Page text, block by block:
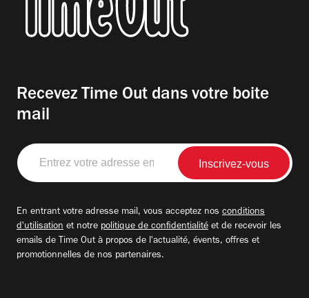
Recevez Time Out dans votre boite
mail
Entrez
votre
adresse
En entrant votre adresse mail, vous acceptez nos conditions
d'utilisation et notre politique de confidentialité et de recevoir les
emails de Time Out à propos de l'actualité, évents, offres et
promotionnelles de nos partenaires.